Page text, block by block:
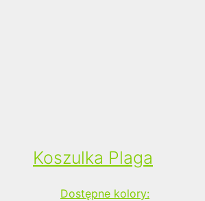
Koszulka Plaga
Dostępne kolory: